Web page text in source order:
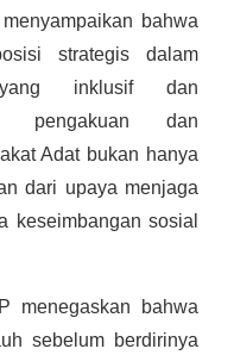
bahwa
strategis dalam
yang inklusif dan
pengakuan dan
Adat bukan hanya
dari upaya menjaga
keseimbangan sosial
menegaskan bahwa
sebelum berdirinya